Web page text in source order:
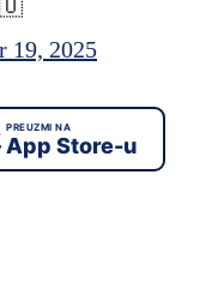
19, 2025
PREUZMI NA
App Store-u